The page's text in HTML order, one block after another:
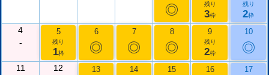
◎ 残り
3枠
残り
2枠
4
-
5
残り
1枠
6
◎
7
◎
8
◎
9
残り
2枠
10
◎
11
12
13 14 15 16 17